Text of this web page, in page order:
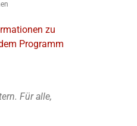
zu
Programm
Für alle,